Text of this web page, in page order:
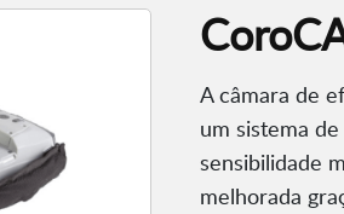
A câmara de
um sistema
sensibilidade
melhorada